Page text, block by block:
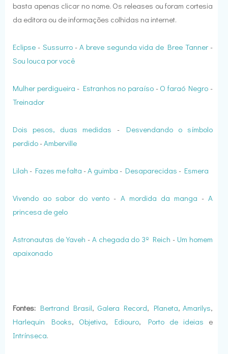
basta apenas clicar no nome. Os releases ou foram cortesia
da editora ou de informações colhidas na internet.
Eclipse - Sussurro-A breve segunda vida de Bree Tanner-
Sou louca por você
Mulher perdigueira - Estranhos no paraíso - O faraó Negro -
Treinador
Dois pesos, duas medidas - Desvendando o símbolo
perdido -Amberville
Lilah - Fazes me falta -A guimba - Desaparecidas - Esmera
Vivendo ao sabor do vento - A mordida da manga -A
princesa de gelo
Astronautas de Yaveh - A chegada do 3º Reich - Um homem
apaixonado
Fontes: Bertrand Brasil, Galera Record, Planeta, Amarilys,
Harlequin Books, Objetiva, Ediouro, Porto de ideias e
Intrínseca.